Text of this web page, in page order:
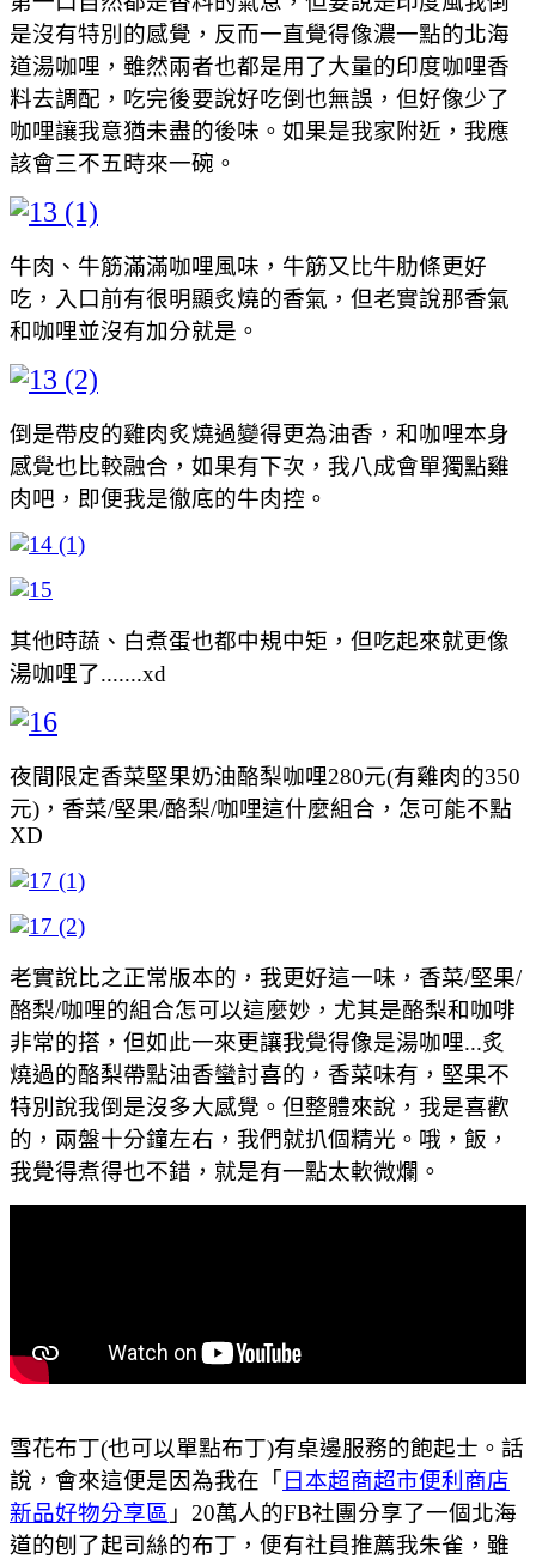
是沒有特別的感覺，反而一直覺得像濃一點的北海
道湯咖哩，雖然兩者也都是用了大量的印度咖哩香
料去調配，吃完後要說好吃倒也無誤，但好像少了
咖哩讓我意猶未盡的後味。如果是我家附近，我應
該會三不五時來一碗。
牛肉、牛筋滿滿咖哩風味，牛筋又比牛肋條更好
吃，入口前有很明顯炙燒的香氣，但老實說那香氣
和咖哩並沒有加分就是。
倒是帶皮的雞肉炙燒過變得更為油香，和咖哩本身
感覺也比較融合，如果有下次，我八成會單獨點雞
肉吧，即便我是徹底的牛肉控。
其他時蔬、白煮蛋也都中規中矩，但吃起來就更像
湯咖哩了.......xd
夜間限定香菜堅果奶油酪梨咖哩280元(有雞肉的350
元)，香菜/堅果/酪梨/咖哩這什麼組合，怎可能不點
XD
老實說比之正常版本的，我更好這一味，香菜/堅果/
酪梨/咖哩的組合怎可以這麼妙，尤其是酪梨和咖啡
非常的搭，但如此一來更讓我覺得像是湯咖哩...炙
燒過的酪梨帶點油香蠻討喜的，香菜味有，堅果不
特別說我倒是沒多大感覺。但整體來說，我是喜歡
的，兩盤十分鐘左右，我們就扒個精光。哦，飯，
我覺得煮得也不錯，就是有一點太軟微爛。
雪花布丁(也可以單點布丁)有桌邊服務的飽起士。話
說，會來這便是因為我在「 日本超商超市便利商店
新品好物分享區 」20萬人的FB社團分享了一個北海
道的刨了起司絲的布丁，便有社員推薦我朱雀，雖